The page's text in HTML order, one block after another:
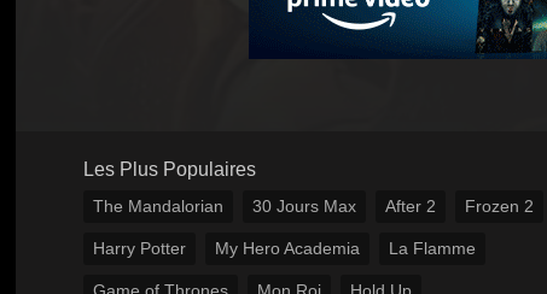
Les Plus Populaires
The Mandalorian 30 Jours Max After 2 Frozen 2
Harry Potter My Hero Academia La Flamme